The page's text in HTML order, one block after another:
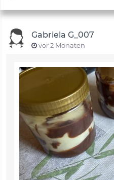
Gabriela G_007
vor 2 Monaten